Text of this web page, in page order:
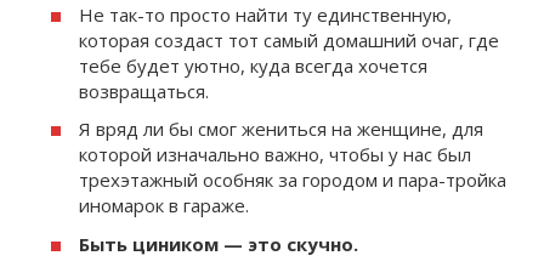
Не так-то просто найти ту единственную,
которая создаст тот самый домашний очаг, где
тебе будет уютно, куда всегда хочется
возвращаться.
Я вряд ли бы смог жениться на женщине, для
которой изначально важно, чтобы у нас был
трехэтажный особняк за городом и пара-тройка
иномарок в гараже.
Быть циником — это скучно.